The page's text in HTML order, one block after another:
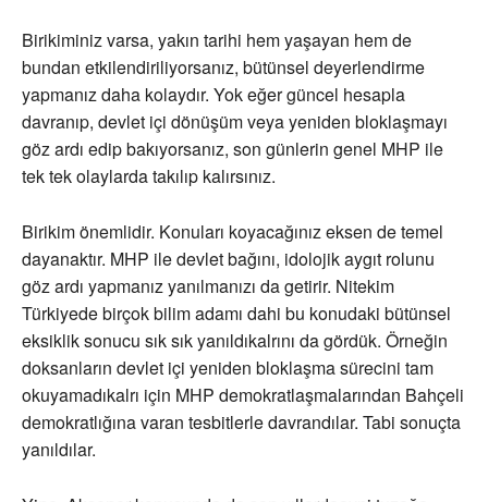
Birikiminiz varsa, yakın tarihi hem yaşayan hem de
bundan etkilendiriliyorsanız, bütünsel deyerlendirme
yapmanız daha kolaydır. Yok eğer güncel hesapla
davranıp, devlet içi dönüşüm veya yeniden bloklaşmayı
göz ardı edip bakıyorsanız, son günlerin genel MHP ile
tek tek olaylarda takılıp kalırsınız.
Birikim önemlidir. Konuları koyacağınız eksen de temel
dayanaktır. MHP ile devlet bağını, idolojik aygıt rolunu
göz ardı yapmanız yanılmanızı da getirir. Nitekim
Türkiyede birçok bilim adamı dahi bu konudaki bütünsel
eksiklik sonucu sık sık yanıldıkalrını da gördük. Örneğin
doksanların devlet içi yeniden bloklaşma sürecini tam
okuyamadıkalrı için MHP demokratlaşmalarından Bahçeli
demokratlığına varan tesbitlerle davrandılar. Tabi sonuçta
yanıldılar.